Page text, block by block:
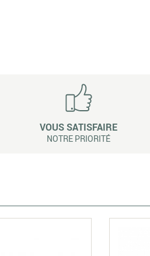
VOUS SATISFAIRE
NOTRE PRIORITÉ